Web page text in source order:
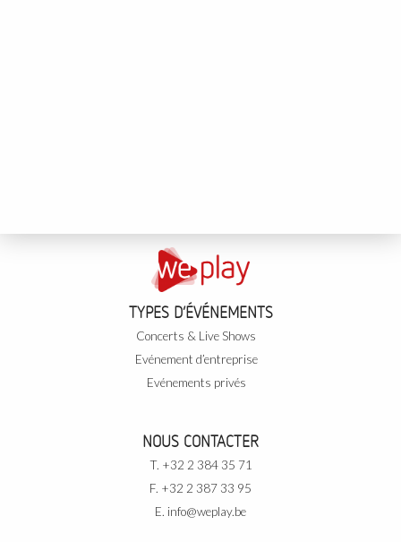
TYPES D’ÉVÉNEMENTS
Concerts & Live Shows
Evénement d’entreprise
Evénements privés
NOUS CONTACTER
T. +32 2 384 35 71
F. +32 2 387 33 95
E. info@weplay.be